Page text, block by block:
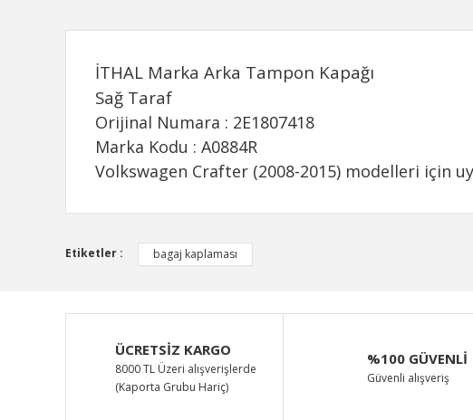
İTHAL Marka Arka Tampon Kapağı
Sağ Taraf
Orijinal Numara : 2E1807418
Marka Kodu : A0884R
Volkswagen Crafter (2008-2015) modelleri için
Bu ürünün fiyat bilgisi, resim, ürün açıklamalarında ve diğer
Görüş ve önerileriniz için teşekkür ederiz.
Ürün resmi kalitesiz, bozuk veya görüntülenemiyor.
Ürün açıklamasında eksik bilgiler bulunuyor.
Ürün bilgilerinde hatalar bulunuyor.
Ürün fiyatı diğer sitelerden daha pahalı.
Etiketler : bagaj kaplaması
ÜCRETSİZ KARGO
8000 TL Üzeri alışverişlerde
(Kaporta Grubu Hariç)
%100 GÜVENLİ
Güvenli alışveriş